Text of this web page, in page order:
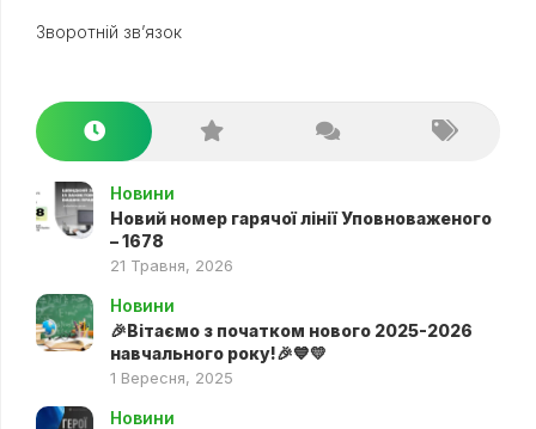
Зворотній зв’язок
Новини
Новий номер гарячої лінії Уповноваженого
– 1678
21 Травня, 2026
Новини
🎉Вітаємо з початком нового 2025-2026
навчального року!🎉💙💛
1 Вересня, 2025
Новини